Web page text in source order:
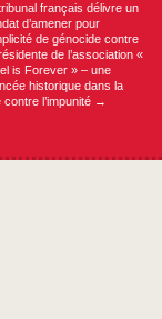
français délivre un
d’amener pour
de génocide contre
de l’association «
is Forever » – une
historique dans la
contre l’impunité →